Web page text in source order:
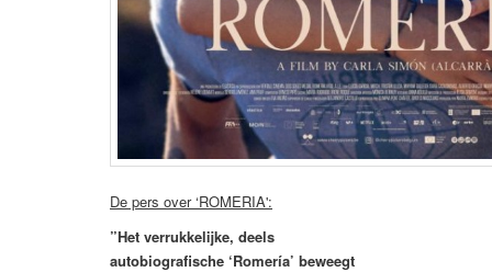
De pers over ‘ROMERIA':
”Het verrukkelijke, deels
autobiografische ‘Romería’ beweegt